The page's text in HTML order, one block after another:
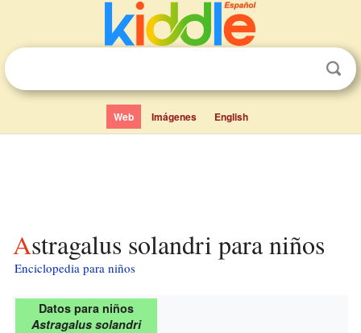
Web Imágenes English
Astragalus solandri para niños
Enciclopedia para niños
Datos para niños
Astragalus solandri